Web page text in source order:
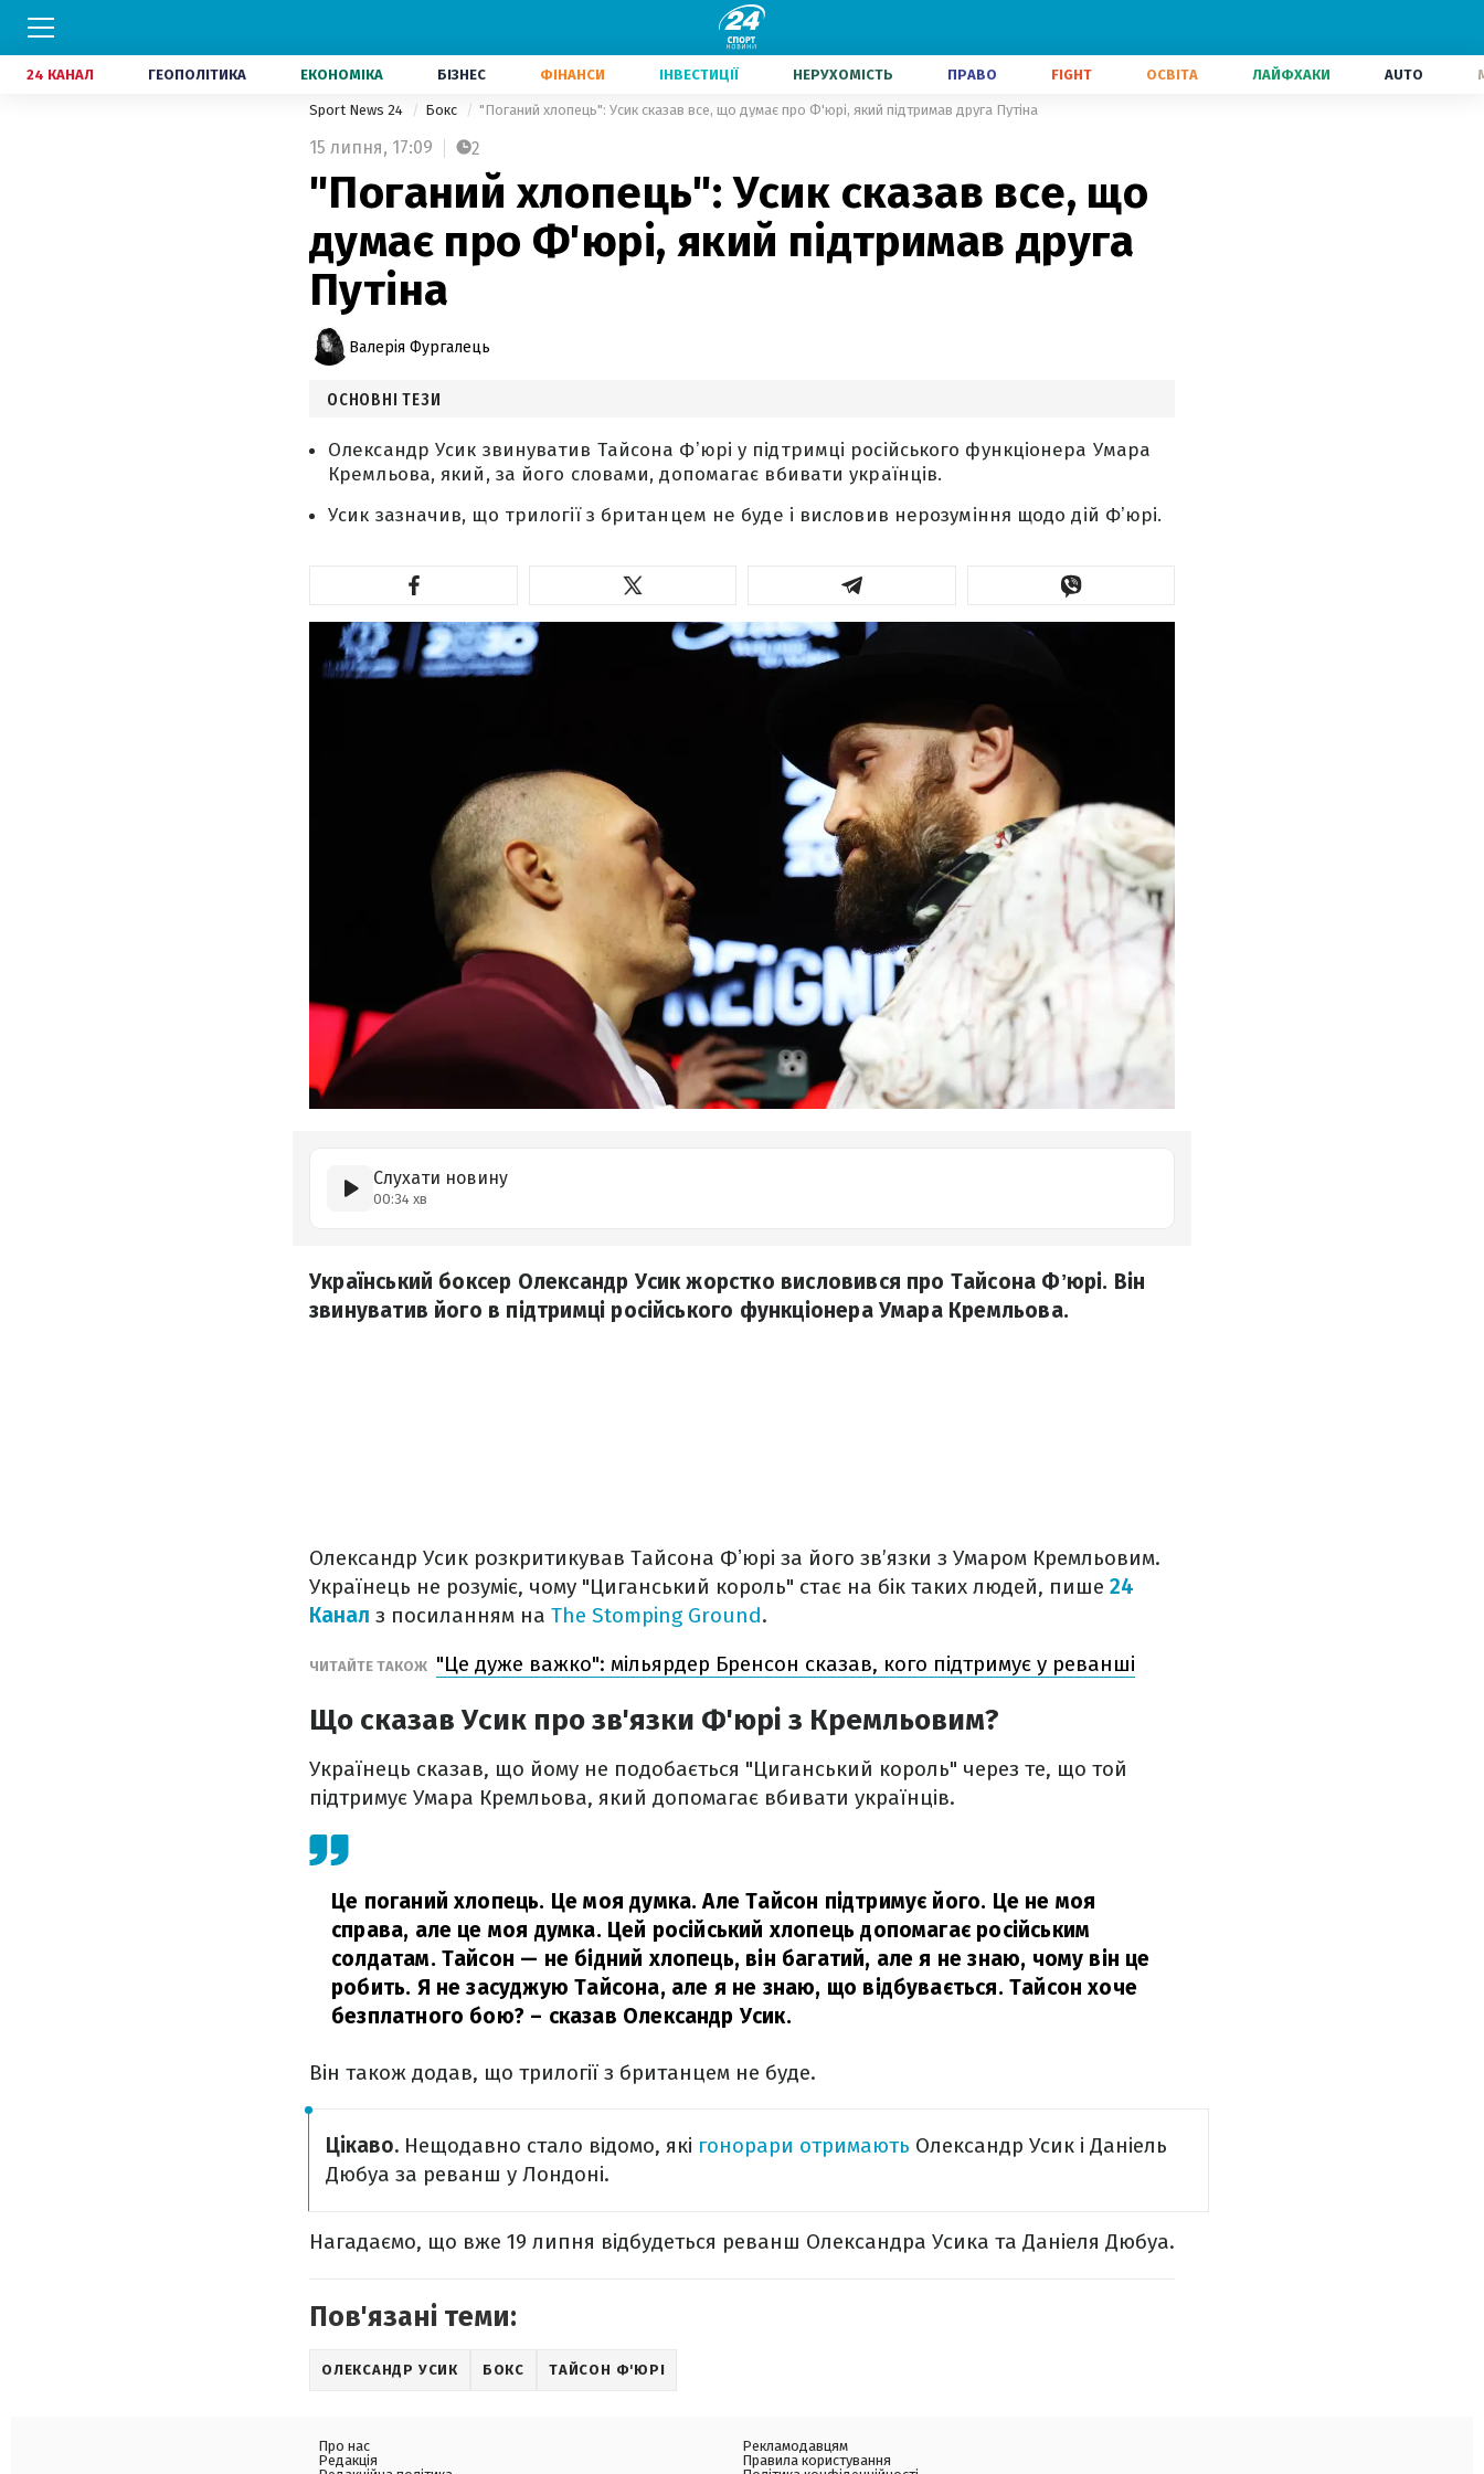
24 КАНАЛ ГЕОПОЛІТИКА ЕКОНОМІКА БІЗНЕС ФІНАНСИ ІНВЕСТИЦІЇ НЕРУХОМІСТЬ ПРАВО FIGHT ОСВІТА ЛАЙФХАКИ AUTO
Sport News 24 Бокс "Поганий хлопець": Усик сказав все, що думає про Ф'юрі, який підтримав друга Путіна
15 липня, 17:09 2
"Поганий хлопець": Усик сказав все, що
думає про Ф'юрі, який підтримав друга
Путіна
Валерія Фургалець
ОСНОВНІ ТЕЗИ
Олександр Усик звинуватив Тайсона Фʼюрі у підтримці російського функціонера Умара
Кремльова, який, за його словами, допомагає вбивати українців.
Усик зазначив, що трилогії з британцем не буде і висловив нерозуміння щодо дій Фʼюрі.
Слухати новину
00:34 хв
Український боксер Олександр Усик жорстко висловився про Тайсона Фʼюрі. Він
звинуватив його в підтримці російського функціонера Умара Кремльова.
Олександр Усик розкритикував Тайсона Фʼюрі за його зв’язки з Умаром Кремльовим.
Українець не розуміє, чому "Циганський король" стає на бік таких людей, пише 24
Канал з посиланням на The Stomping Ground.
ЧИТАЙТЕ ТАКОЖ "Це дуже важко": мільярдер Бренсон сказав, кого підтримує у реванші
Що сказав Усик про зв'язки Ф'юрі з Кремльовим?
Українець сказав, що йому не подобається "Циганський король" через те, що той
підтримує Умара Кремльова, який допомагає вбивати українців.
Це поганий хлопець. Це моя думка. Але Тайсон підтримує його. Це не моя
справа, але це моя думка. Цей російський хлопець допомагає російським
солдатам. Тайсон — не бідний хлопець, він багатий, але я не знаю, чому він це
робить. Я не засуджую Тайсона, але я не знаю, що відбувається. Тайсон хоче
безплатного бою? – сказав Олександр Усик.
Він також додав, що трилогії з британцем не буде.
Цікаво. Нещодавно стало відомо, які гонорари отримають Олександр Усик і Даніель
Дюбуа за реванш у Лондоні.
Нагадаємо, що вже 19 липня відбудеться реванш Олександра Усика та Даніеля Дюбуа.
Пов'язані теми:
ОЛЕКСАНДР УСИК БОКС ТАЙСОН Ф'ЮРІ
Про нас
Редакція
Рекламодавцям
Правила користування